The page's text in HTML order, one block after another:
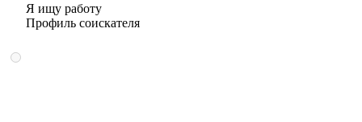
Я ищу работу
Профиль соискателя